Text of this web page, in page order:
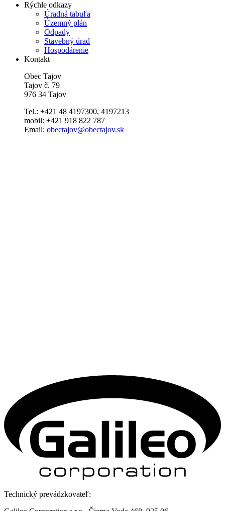
Rýchle odkazy
Úradná tabuľa
Územný plán
Odpady
Stavebný úrad
Hospodárenie
Kontakt
Obec Tajov
Tajov č. 79
976 34 Tajov
Tel.: +421 48 4197300, 4197213
mobil: +421 918 822 787
Email: obectajov@obectajov.sk
Technický prevádzkovateľ: